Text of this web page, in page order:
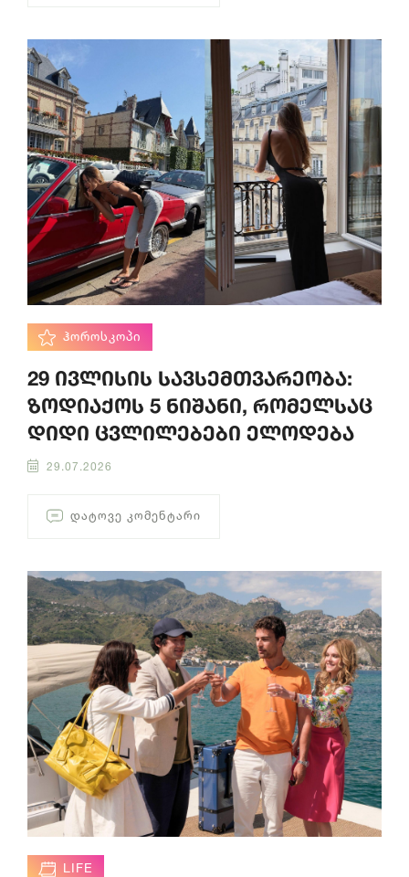
ᲰᲝᲠᲝᲡᲙᲝᲞᲘ
29 ივლისის სავსემთვარეობა:
ზოდიაქოს 5 ნიშანი, რომელსაც
დიდი ცვლილებები ელოდება
29.07.2026
ᲓᲐᲢᲝᲕᲔ ᲙᲝᲛᲔᲜᲢᲐᲠᲘ
LIFE